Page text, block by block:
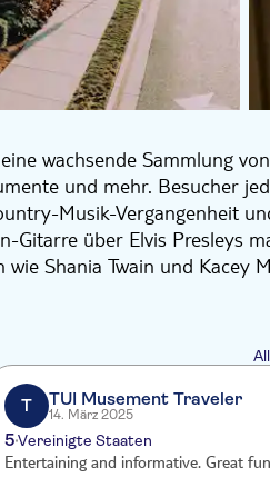
wachsende Sammlung
und mehr. Besucher
Musik-Vergangenheit
Gitarre über Elvis Presleys
Shania Twain und Kacey
der Welt. Das
Tonight“, Dolly
T TUI Musement Traveler
14. März 2025
5Vereinigte Staaten
Entertaining and informative. Great